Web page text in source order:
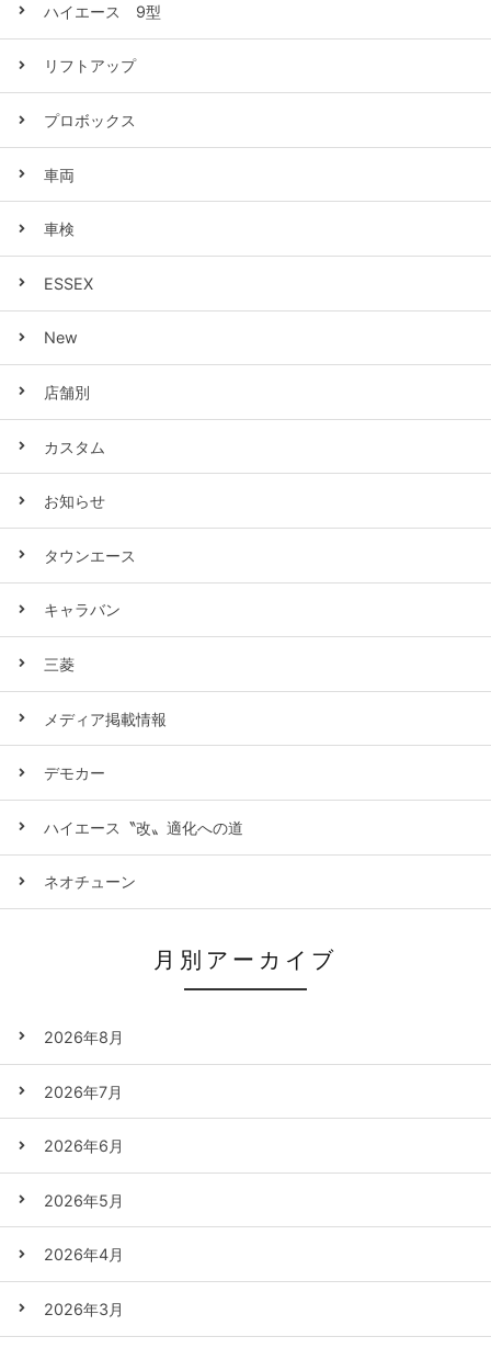
ハイエース 9型
リフトアップ
プロボックス
車両
車検
ESSEX
New
店舗別
カスタム
お知らせ
タウンエース
キャラバン
三菱
メディア掲載情報
デモカー
ハイエース〝改〟適化への道
ネオチューン
月別アーカイブ
2026年8月
2026年7月
2026年6月
2026年5月
2026年4月
2026年3月